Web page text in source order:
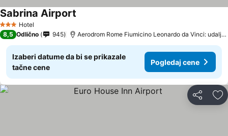
3 Zvezdice
Hotel
Sabrina Airport
8,5 Odlično 945 Aerodrom Rome Fiumicino Leonardo da Vinci: udaljenost 2.8 km
Izaberi datume da bi se prikazale
tačne cene
Pogledaj cene
Deli